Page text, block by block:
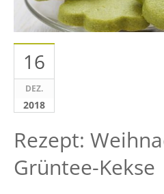
16
DEZ.
2018
Rezept:
Grüntee-Kekse